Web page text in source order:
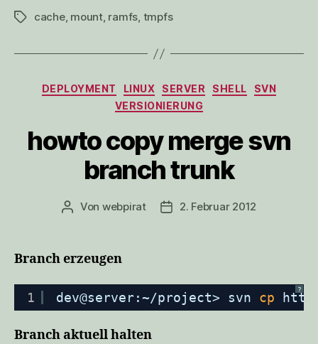
Schlagwörter
cache, mount, ramfs, tmpfs
Kategorien
DEPLOYMENT LINUX SERVER SHELL
SVN
VERSIONIERUNG
howto copy merge svn
branch trunk
Beitragsautor
Von webpirat Veröffentlichungsdatum
2. Februar 2012
Branch erzeugen
?
1 dev@server:~/project> svn cp
Branch aktuell halten